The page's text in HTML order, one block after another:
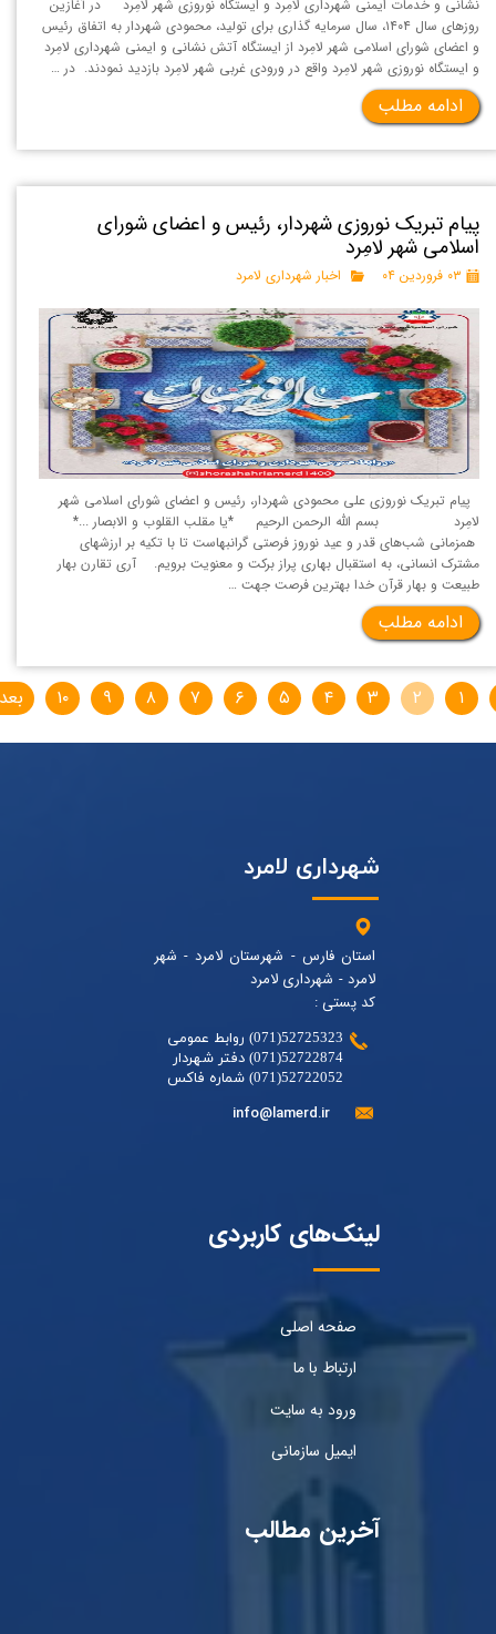
نشانی و خدمات ایمنی شهرداری لامِرد و ایستگاه نوروزی شهر لامِرد در آغازین
روزهای سال ۱۴۰۴، سال سرمایه گذاری برای تولید، محمودی شهردار به اتفاق رئیس
و اعضای شورای اسلامی شهر لامِرد از ایستگاه آتش نشانی و ایمنی شهرداری لامِرد
و ایستگاه نوروزی شهر لامِرد واقع در ورودی غربی شهر لامِرد بازدید نمودند. در …
ادامه مطلب
پیام تبریک نوروزی شهردار، رئیس و اعضای شورای
اسلامی شهر لامِرد
۰۳ فروردین ۰۴ اخبار شهرداری لامرد
پیام تبریک نوروزی علی محمودی شهردار، رئیس و اعضای شورای اسلامی شهر
لامِرد بسم الله الرحمن الرحیم *یا مقلب القلوب و الابصار ...*
همزمانی شب‌های قدر و عید نوروز فرصتی گرانبهاست تا با تکیه بر ارزشهای
مشترک انسانی، به استقبال بهاری پراز برکت و معنویت برویم. آری تقارن بهار
طبیعت و بهار قرآن خدا بهترین فرصت جهت …
ادامه مطلب
۱ ۲ ۳ ۴ ۵ ۶ ۷ ۸ ۹ ۱۰
شهرداری لامرد
استان فارس - شهرستان لامرد - شهر
لامرد - شهرداری لامرد
کد پستی :
52725323(071) روابط عمومی
52722874(071) دفتر شهردار
52722052(071) شماره فاکس
info@lamerd.ir
لینک‌های کاربردی
صفحه اصلی
ارتباط با ما
ورود به سایت
ایمیل سازمانی
آخرین مطالب